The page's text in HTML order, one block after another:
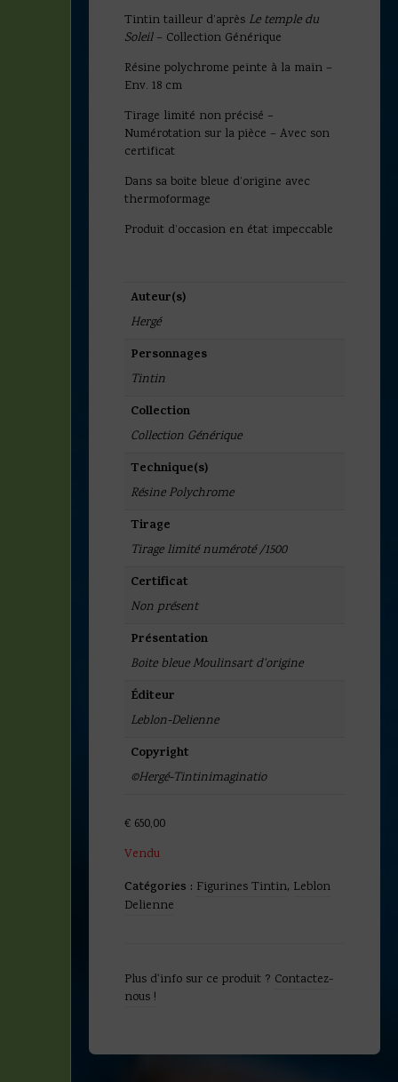
Tintin tailleur d’après Le temple du
Soleil– Collection Générique
Résine polychrome peinte à la main –
Env. 18 cm
Tirage limité non précisé –
Numérotation sur la pièce – Avec son
certificat
Dans sa boite bleue d’origine avec
thermoformage
Produit d’occasion en état impeccable
Auteur(s)
Hergé
Personnages
Tintin
Collection
Collection Générique
Technique(s)
Résine Polychrome
Tirage
Tirage limité numéroté /1500
Certificat
Non présent
Présentation
Boite bleue Moulinsart d'origine
Éditeur
Leblon-Delienne
Copyright
©Hergé-Tintinimaginatio
€ 650,00
Vendu
Catégories : Figurines Tintin, Leblon
Delienne
Plus d'info sur ce produit ? Contactez-
nous !